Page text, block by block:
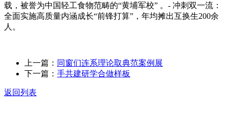
载，被誉为中国轻工食物范畴的“黄埔军校” 。- 冲刺双一流：
全面实施高质量内涵成长“前锋打算”，年均摊出互换生200余
人。
上一篇： 同窗们连系理论取典范案例展
下一篇： 手共建研学合做样板
返回列表